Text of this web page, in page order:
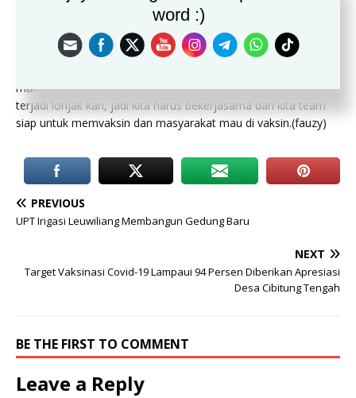
seperti kayak bulan 6 dan bulan 7, itu puncak-puncaknya Covid-
19, sampai pemerintah kolep, semua rumah sakit tidak
sanggup karena penduduk kita banyak, rumah sakit kita tidak
makanya itu kita kejar ini, jangan sampai dengan varian baru
terjadi lonjak kan, jadi kita harus bekerjasama dan kita team
siap untuk memvaksin dan masyarakat mau di vaksin.(fauzy)
PREVIOUS
UPT Irigasi Leuwiliang Membangun Gedung Baru
NEXT
Target Vaksinasi Covid-19 Lampaui 94 Persen Diberikan Apresiasi
Desa Cibitung Tengah
BE THE FIRST TO COMMENT
Leave a Reply
word :)